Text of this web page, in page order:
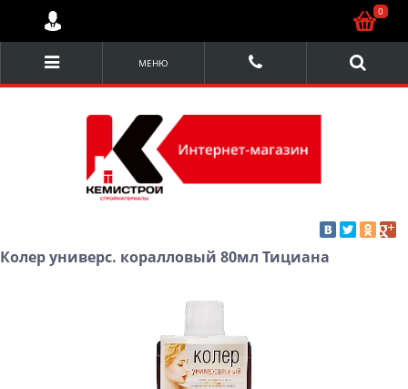
МЕНЮ
Колер универс. коралловый 80мл Тициана
0